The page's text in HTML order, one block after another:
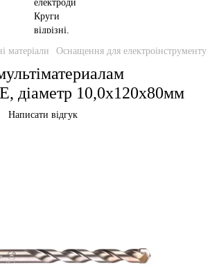
матеріали Оснащення для електроінструменту
діаметр 10,0x120х80мм
Написати відгук